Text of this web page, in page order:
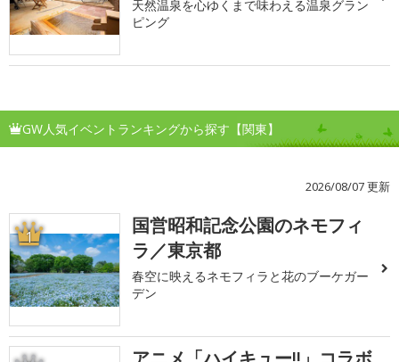
天然温泉を心ゆくまで味わえる温泉グラン
ピング
GW人気イベントランキングから探す【関東】
2026/08/07 更新
1
国営昭和記念公園のネモフィ
ラ／東京都
春空に映えるネモフィラと花のブーケガー
デン